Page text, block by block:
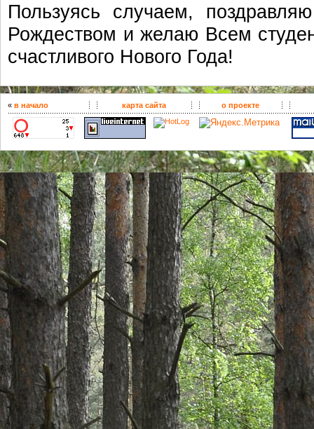
Пользуясь случаем,
Рождеством и желаю Всем
счастливого Нового Года!
« в начало карта сайта о проекте